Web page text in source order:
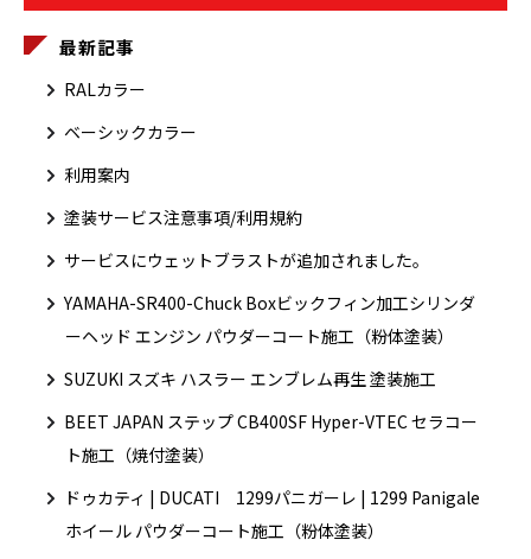
最新記事
RALカラー
ベーシックカラー
利用案内
塗装サービス注意事項/利用規約
サービスにウェットブラストが追加されました。
YAMAHA-SR400-Chuck Boxビックフィン加工シリンダ
ーヘッド エンジン パウダーコート施工（粉体塗装）
SUZUKI スズキ ハスラー エンブレム再生 塗装施工
BEET JAPAN ステップ CB400SF Hyper-VTEC セラコー
ト施工（焼付塗装）
ドゥカティ | DUCATI 1299パニガーレ | 1299 Panigale
ホイール パウダーコート施工（粉体塗装）